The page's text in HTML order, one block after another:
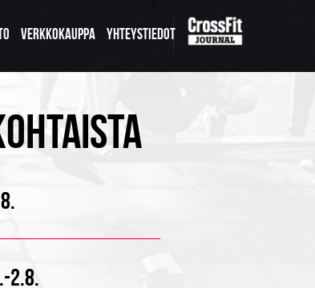
VERKKOKAUPPA YHTEYSTIEDOT
2.8.